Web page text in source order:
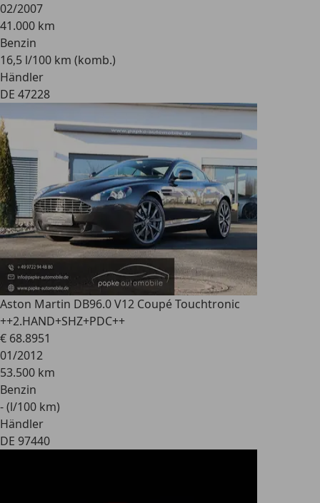
02/2007
41.000 km
Benzin
16,5 l/100 km (komb.)
Händler
DE 47228
Aston Martin DB96.0 V12 Coupé Touchtronic
++2.HAND+SHZ+PDC++
€ 68.8951
01/2012
53.500 km
Benzin
- (l/100 km)
Händler
DE 97440